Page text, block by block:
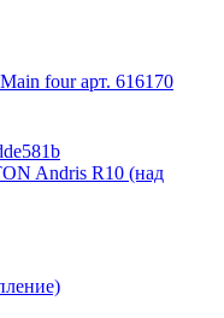
four арт. 616170
Andris R10 (над